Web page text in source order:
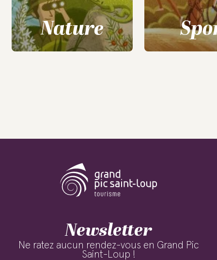
Nature
Newsletter
Ne ratez aucun rendez-vous en Grand Pic
Saint-Loup !